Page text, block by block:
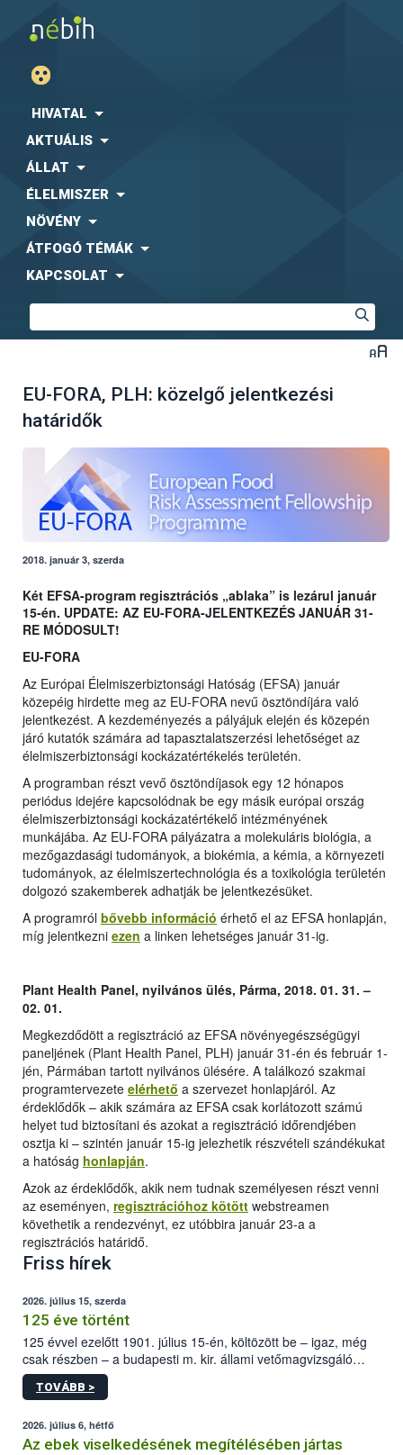
HIVATAL
AKTUÁLIS
ÁLLAT
ÉLELMISZER
NÖVÉNY
ÁTFOGÓ TÉMÁK
KAPCSOLAT
EU-FORA, PLH: közelgő jelentkezési
határidők
2018. január 3, szerda
Két EFSA-program regisztrációs „ablaka” is lezárul január
15-én. UPDATE: AZ EU-FORA-JELENTKEZÉS JANUÁR 31-
RE MÓDOSULT!
EU-FORA
Az Európai Élelmiszerbiztonsági Hatóság (EFSA) január
közepéig hirdette meg az EU-FORA nevű ösztöndíjára való
jelentkezést. A kezdeményezés a pályájuk elején és közepén
járó kutatók számára ad tapasztalatszerzési lehetőséget az
élelmiszerbiztonsági kockázatértékelés területén.
A programban részt vevő ösztöndíjasok egy 12 hónapos
periódus idejére kapcsolódnak be egy másik európai ország
élelmiszerbiztonsági kockázatértékelő intézményének
munkájába. Az EU-FORA pályázatra a molekuláris biológia, a
mezőgazdasági tudományok, a biokémia, a kémia, a környezeti
tudományok, az élelmiszertechnológia és a toxikológia területén
dolgozó szakemberek adhatják be jelentkezésüket.
A programról bővebb információ érhető el az EFSA honlapján,
míg jelentkezni ezen a linken lehetséges január 31-ig.
Plant Health Panel, nyilvános ülés, Párma, 2018. 01. 31. –
02. 01.
Megkezdődött a regisztráció az EFSA növényegészségügyi
paneljének (Plant Health Panel, PLH) január 31-én és február 1-
jén, Pármában tartott nyilvános ülésére. A találkozó szakmai
programtervezete elérhető a szervezet honlapjáról. Az
érdeklődők – akik számára az EFSA csak korlátozott számú
helyet tud biztosítani és azokat a regisztráció időrendjében
osztja ki – szintén január 15-ig jelezhetik részvételi szándékukat
a hatóság honlapján.
Azok az érdeklődők, akik nem tudnak személyesen részt venni
az eseményen, regisztrációhoz kötött webstreamen
követhetik a rendezvényt, ez utóbbira január 23-a a
regisztrációs határidő.
Friss hírek
2026. július 15, szerda
125 éve történt
125 évvel ezelőtt 1901. július 15-én, költözött be – igaz, még
csak részben – a budapesti m. kir. állami vetőmagvizsgáló
állomás a Kis Rókus utca 15. szám alatti, Czigler Győző által
tervezett új épületébe.
TOVÁBB >
2026. július 6, hétfő
Az ebek viselkedésének megítélésében jártas